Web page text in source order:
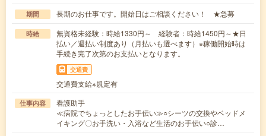
期間 長期のお仕事です。開始日はご相談ください！ ★急募
時給
無資格未経験：時給1330円～ 経験者：時給1450円～★日
払い／週払い制度あり（月払いも選べます）※稼働開始時は
手続き完了次第のお支払いとなります。
交通費
交通費支給※規定有
仕事内容
看護助手
≪病院でちょっとしたお手伝い≫○シーツの交換やベッドメ
イキング〇お手洗い・入浴など生活のお手伝い○診…